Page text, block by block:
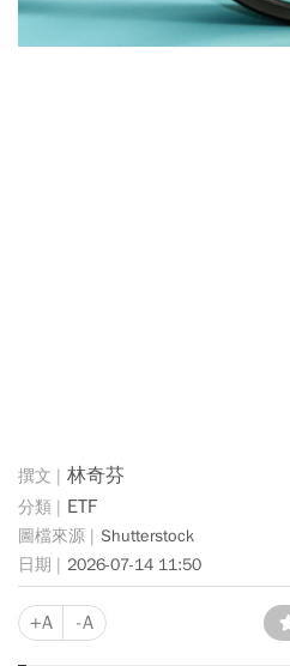
林奇芬
ETF
Shutterstock
2026-07-14 11:50
+A -A